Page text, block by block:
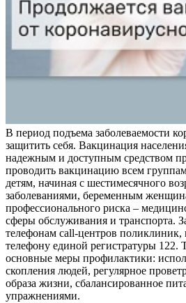
В период подъема заболеваемости
защитить себя. Вакцинация
надежным и доступным средством
проводить вакцинацию всем
детям, начиная с шестимесячного
заболеваниями, беременным
профессионального риска –
сферы обслуживания и транспорта.
телефонам call-центров
телефону единой регистратуры 122.
основные меры профилактики:
скопления людей, регулярное
образа жизни, сбалансированное
упражнениями.